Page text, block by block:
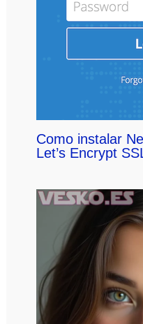
Como instalar
Let’s Encrypt